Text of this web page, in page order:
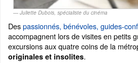
Juliette Dubois, spécialiste du cinéma
Despassionnés, bénévoles, guides-
accompagnent lors de visites en petits
excursions aux quatre coins de la
originales et insolites.